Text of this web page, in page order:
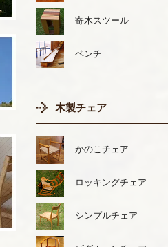
寄木スツール
ベンチ
木製チェア
かのこチェア
ロッキングチェア
シンプルチェア